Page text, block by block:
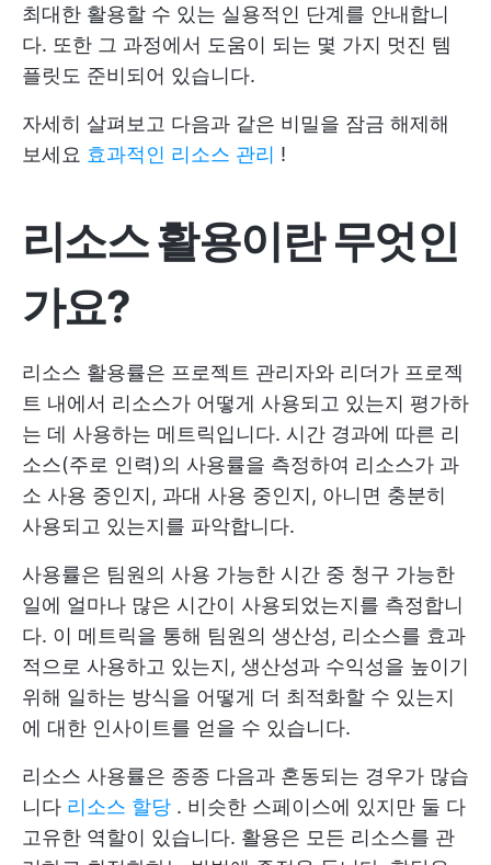
최대한 활용할 수 있는 실용적인 단계를 안내합니
다. 또한 그 과정에서 도움이 되는 몇 가지 멋진 템
플릿도 준비되어 있습니다.
자세히 살펴보고 다음과 같은 비밀을 잠금 해제해
보세요 효과적인 리소스 관리 !
리소스 활용이란 무엇인
가요?
리소스 활용률은 프로젝트 관리자와 리더가 프로젝
트 내에서 리소스가 어떻게 사용되고 있는지 평가하
는 데 사용하는 메트릭입니다. 시간 경과에 따른 리
소스(주로 인력)의 사용률을 측정하여 리소스가 과
소 사용 중인지, 과대 사용 중인지, 아니면 충분히
사용되고 있는지를 파악합니다.
사용률은 팀원의 사용 가능한 시간 중 청구 가능한
일에 얼마나 많은 시간이 사용되었는지를 측정합니
다. 이 메트릭을 통해 팀원의 생산성, 리소스를 효과
적으로 사용하고 있는지, 생산성과 수익성을 높이기
위해 일하는 방식을 어떻게 더 최적화할 수 있는지
에 대한 인사이트를 얻을 수 있습니다.
리소스 사용률은 종종 다음과 혼동되는 경우가 많습
니다 리소스 할당 . 비슷한 스페이스에 있지만 둘 다
고유한 역할이 있습니다. 활용은 모든 리소스를 관